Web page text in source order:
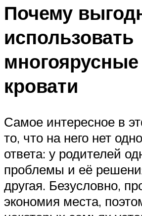
Почему
использовать
многоярусные
кровати
Самое интересное в
то, что на него нет
ответа: у родителей
проблемы и её
другая. Безусловно,
экономия места,